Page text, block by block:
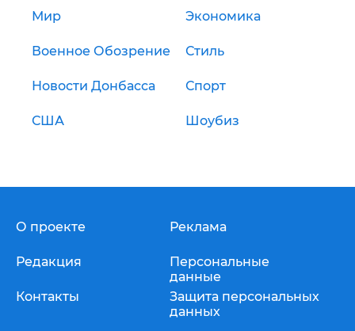
Мир Экономика
Военное Обозрение Стиль
Новости Донбасса Спорт
США Шоубиз
О проекте
Редакция
Контакты
Реклама
Персональные
данные
Защита персональных
данных